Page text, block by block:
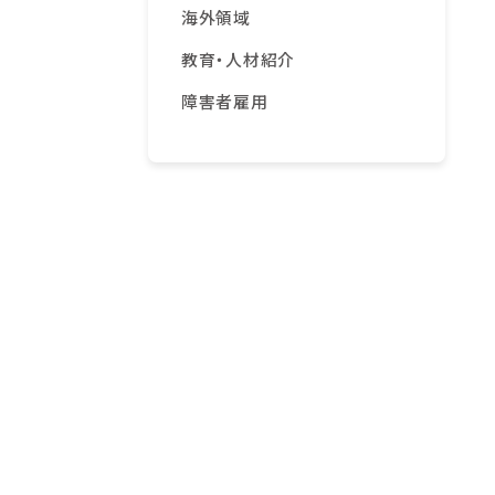
海外領域
教育・人材紹介
障害者雇用